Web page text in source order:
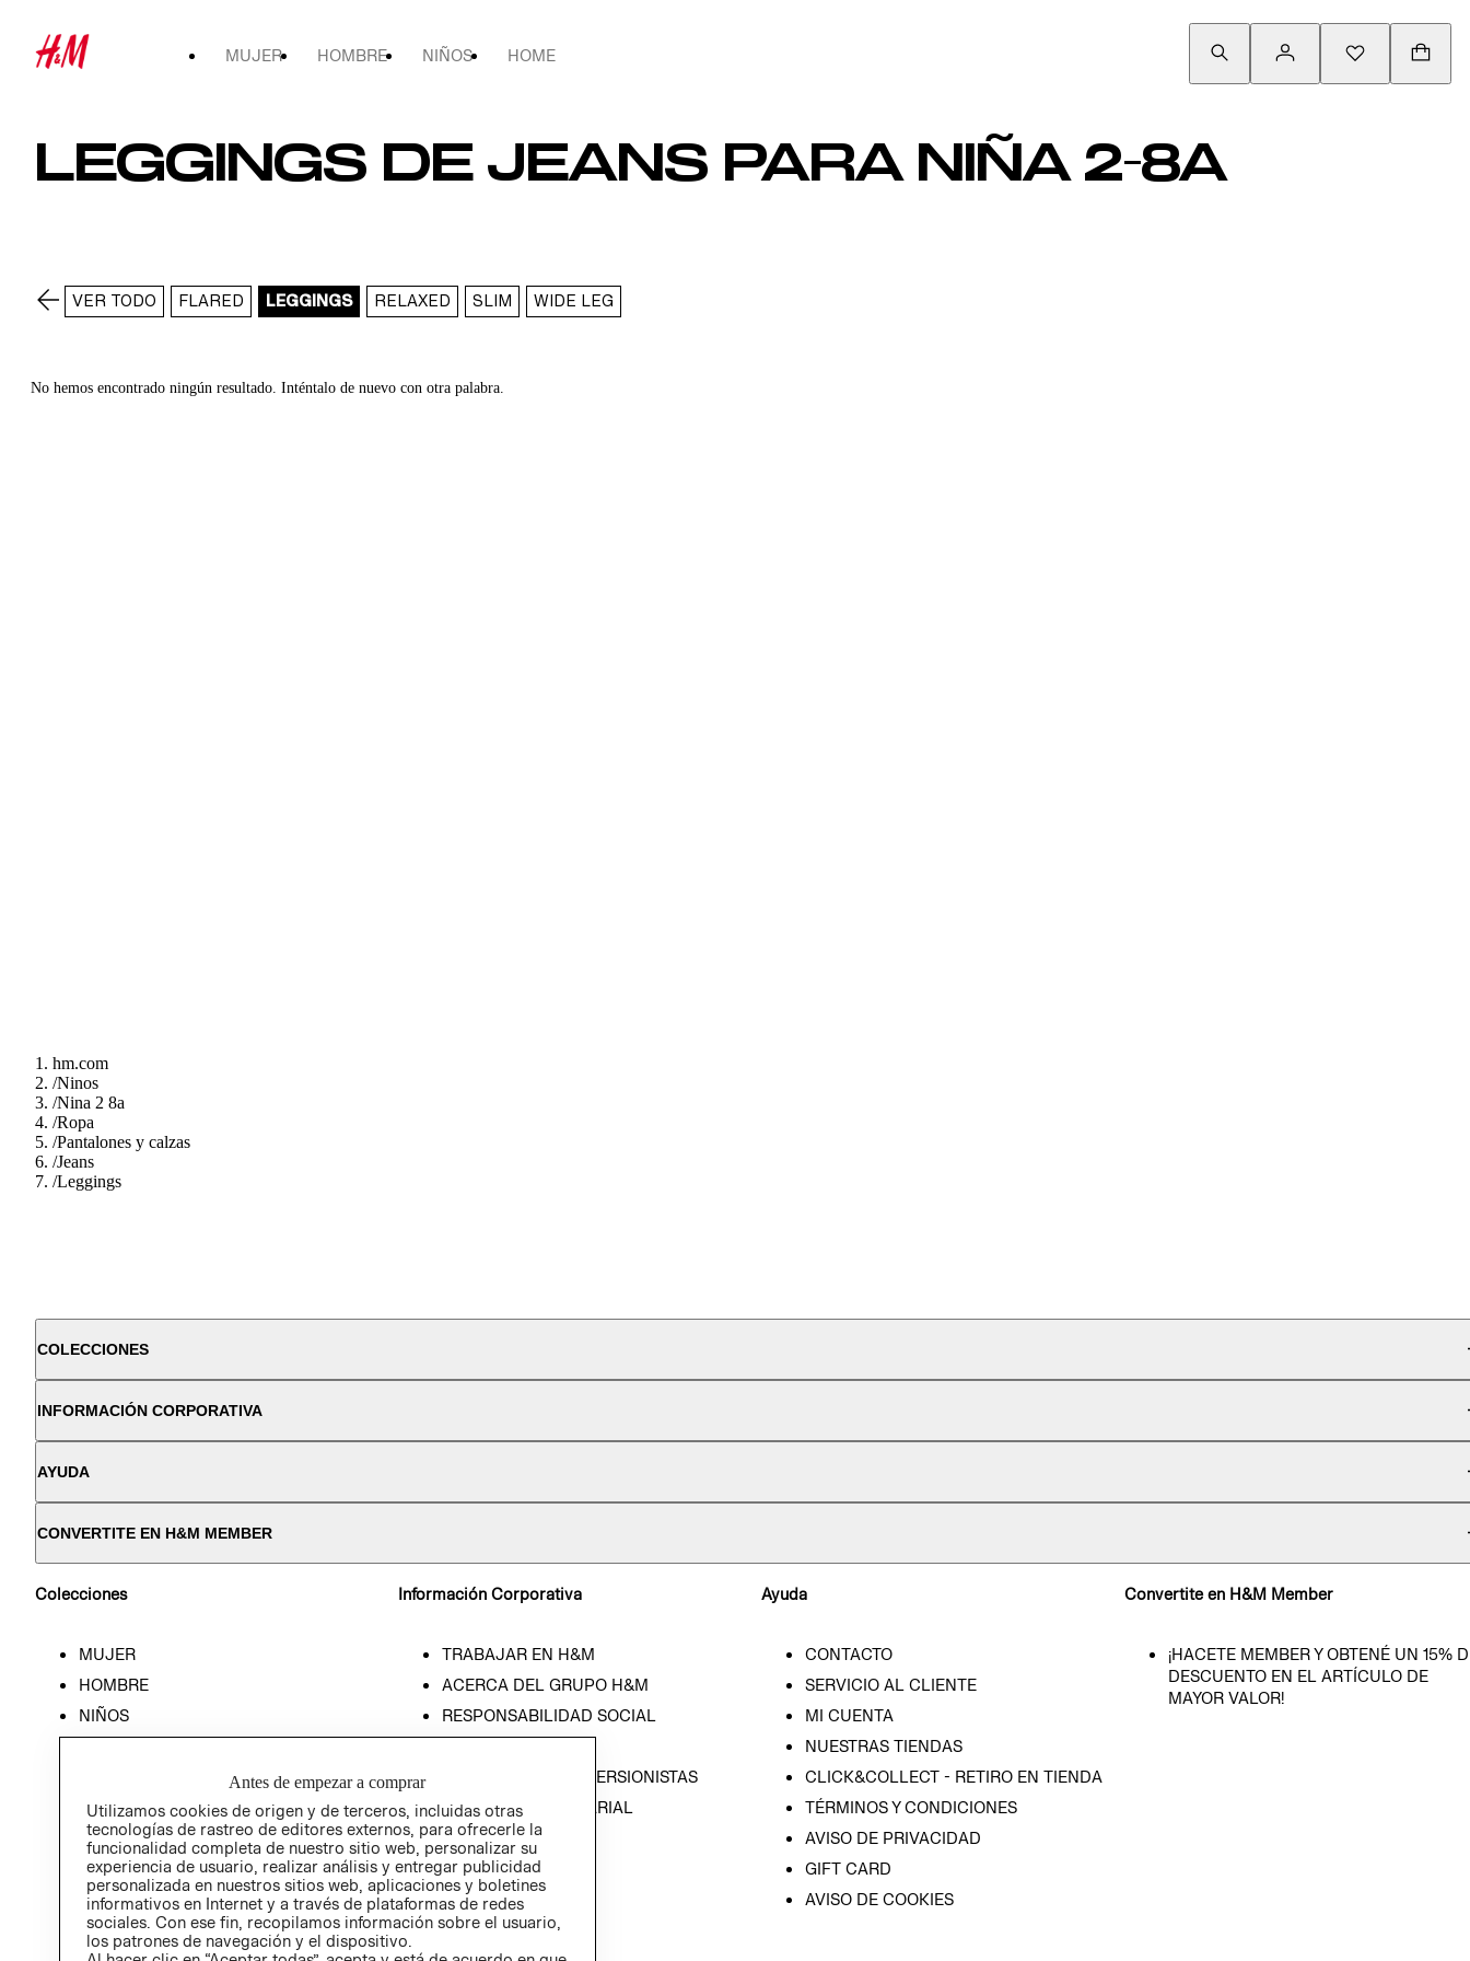
MUJER HOMBRE NIÑOS HOME
LEGGINGS DE JEANS PARA NIÑA 2-8A
VER TODO FLARED LEGGINGS RELAXED SLIM WIDE LEG
No hemos encontrado ningún resultado. Inténtalo de nuevo con otra palabra.
hm.com
/Ninos
/Nina 2 8a
/Ropa
/Pantalones y calzas
/Jeans
/Leggings
COLECCIONES
INFORMACIÓN CORPORATIVA
AYUDA
CONVERTITE EN H&M MEMBER
Colecciones
MUJER
HOMBRE
NIÑOS
Información Corporativa
TRABAJAR EN H&M
ACERCA DEL GRUPO H&M
RESPONSABILIDAD SOCIAL
RELACIÓN CON INVERSIONISTAS
POLÍTICA EMPRESARIAL
Ayuda
CONTACTO
SERVICIO AL CLIENTE
MI CUENTA
NUESTRAS TIENDAS
CLICK&COLLECT - RETIRO EN TIENDA
TÉRMINOS Y CONDICIONES
AVISO DE PRIVACIDAD
GIFT CARD
AVISO DE COOKIES
Convertite en H&M Member
¡HACETE MEMBER Y OBTENÉ UN 15%
DESCUENTO EN EL ARTÍCULO DE
MAYOR VALOR!
Antes de empezar a comprar
Utilizamos cookies de origen y de terceros, incluidas otras
tecnologías de rastreo de editores externos, para ofrecerle la
funcionalidad completa de nuestro sitio web, personalizar su
experiencia de usuario, realizar análisis y entregar publicidad
personalizada en nuestros sitios web, aplicaciones y boletines
informativos en Internet y a través de plataformas de redes
sociales. Con ese fin, recopilamos información sobre el usuario,
los patrones de navegación y el dispositivo.